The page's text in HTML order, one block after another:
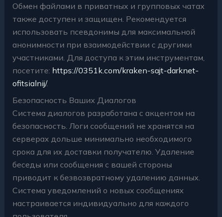
Обмен файлами в приватных и групповых чатах
также доступен и защищен. Рекомендуется
использовать псевдонимы для максимальной
анонимности при взаимодействии с другими
участниками. Для доступа к этим инструментам,
посетите: https://0351k.com/kraken-sajt-darknet-
ofitsialnij/.
Безопасность Ваших Диалогов
Система диалогов разработана с акцентом на
безопасность. Логи сообщений не хранятся на
серверах дольше минимально необходимого
срока для их доставки получателю. Удаление
беседы или сообщения с вашей стороны
приводит к безвозвратному удалению данных.
Система уведомлений о новых сообщениях
настраивается индивидуально для каждого